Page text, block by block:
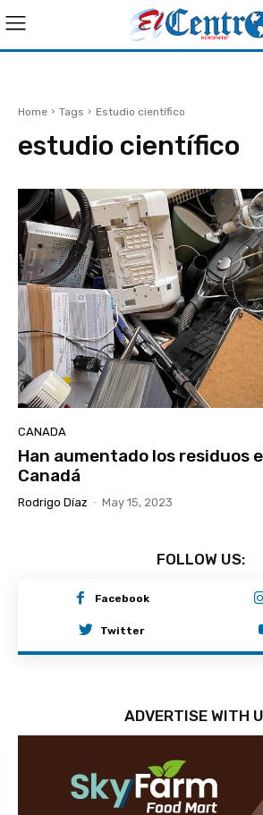
Home Tags Estudio científico
estudio científico
CANADA
Han aumentado los residuos
Canadá
Rodrigo Díaz - May 15, 2023
FOLLOW US:
Facebook
Twitter
ADVERTISE WITH